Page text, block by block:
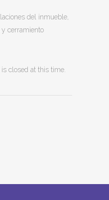
del inmueble,
cerramiento
closed at this time.